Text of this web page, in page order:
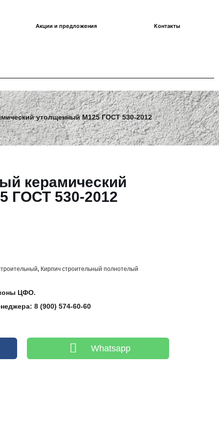
Акции и предложения Контакты
утолщенный М125 ГОСТ 530-2012
керамический
ГОСТ 530-2012
, Кирпич строительный полнотелый
ЦФО.
8 (900) 574-60-60
Whatsapp